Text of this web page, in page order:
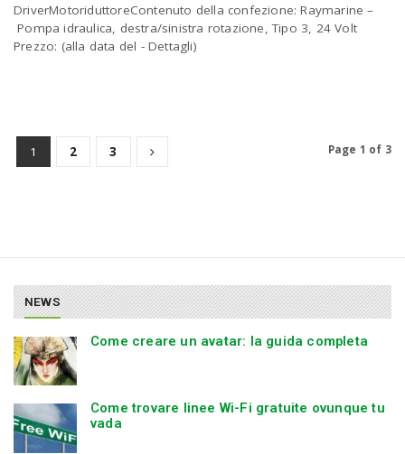
DriverMotoriduttoreContenuto della confezione: Raymarine –
Pompa idraulica, destra/sinistra rotazione, Tipo 3, 24 Volt
Prezzo: (alla data del - Dettagli)
1 2 3 Page 1 of 3
NEWS
Come creare un avatar: la guida completa
Come trovare linee Wi-Fi gratuite ovunque tu
vada